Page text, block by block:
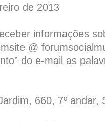
de 2013
informações
@
do e-mail as
660, 7º andar,